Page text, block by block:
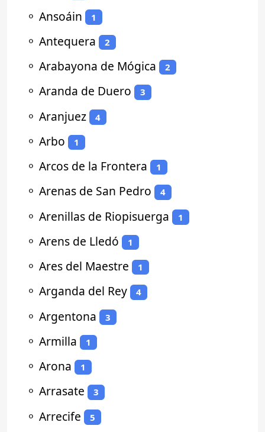
⚬ Ansoáin 1
⚬ Antequera 2
⚬ Arabayona de Mógica 2
⚬ Aranda de Duero 3
⚬ Aranjuez 4
⚬ Arbo 1
⚬ Arcos de la Frontera 1
⚬ Arenas de San Pedro 4
⚬ Arenillas de Riopisuerga 1
⚬ Arens de Lledó 1
⚬ Ares del Maestre 1
⚬ Arganda del Rey 4
⚬ Argentona 3
⚬ Armilla 1
⚬ Arona 1
⚬ Arrasate 3
⚬ Arrecife 5